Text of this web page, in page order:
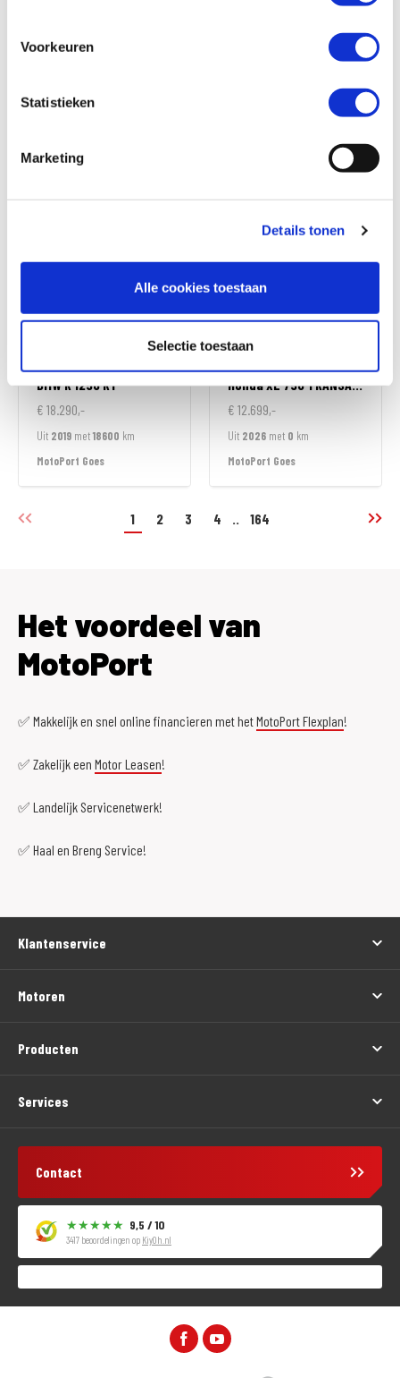
Voorkeuren
Statistieken
Marketing
Details tonen
Alle cookies toestaan
Selectie toestaan
MotoPort Goes
STREET SCRAMBLER 900
MotoPort Leek
BMWR 1250 RT
€ 18.290,-
Uit 2019 met18600 km
MotoPort Goes
HondaXL 750 TRANSALP
€ 12.699,-
Uit 2026 met 0 km
MotoPort Goes
1 2 3 4 .. 164
Het voordeel van
MotoPort
✅ Makkelijk en snel online financieren met hetMotoPort Flexplan!
✅ Zakelijk een Motor Leasen!
✅ Landelijk Servicenetwerk!
✅ Haal en Breng Service!
Klantenservice
Motoren
Producten
Services
Contact
9,5 / 10
3417 beoordelingen op KiyOh.nl